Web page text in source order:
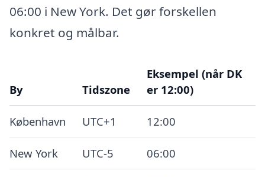
06:00 i New York. Det gør forskellen
konkret og målbar.
By Tidszone
Eksempel (når DK
er 12:00)
København UTC+1 12:00
New York UTC-5 06:00